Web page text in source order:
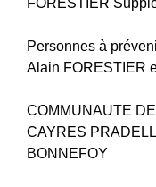
Personnes à
Alain FORESTIER
COMMUNAUTE
CAYRES
BONNEFOY